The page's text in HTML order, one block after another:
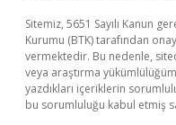
Sitemiz, 5651 Sayılı Kanun
Kurumu (BTK) tarafından
vermektedir. Bu nedenle,
veya araştırma
yazdıkları içeriklerin
bu sorumluluğu kabul etmiş